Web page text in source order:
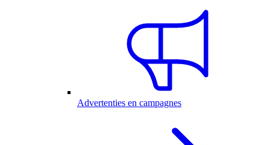
Advertenties en campagnes